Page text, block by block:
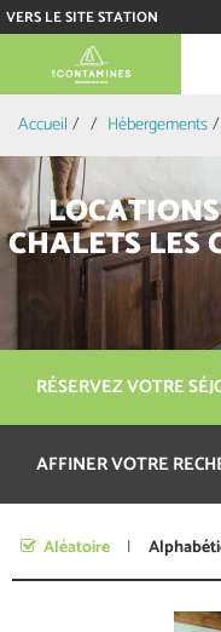
VERS LE SITE STATION
Accueil / Hébergements/
RÉSERVEZ VOTRE
AFFINER VOTRE
CHALETS LES
Aléatoire